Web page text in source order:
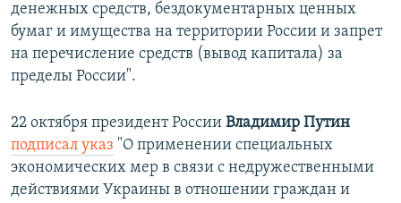
денежных средств, бездокументарных ценных
бумаг и имущества на территории России и запрет
на перечисление средств (вывод капитала) за
пределы России".
22 октября президент России Владимир Путин
подписал указ "О применении специальных
экономических мер в связи с недружественными
действиями Украины в отношении граждан и